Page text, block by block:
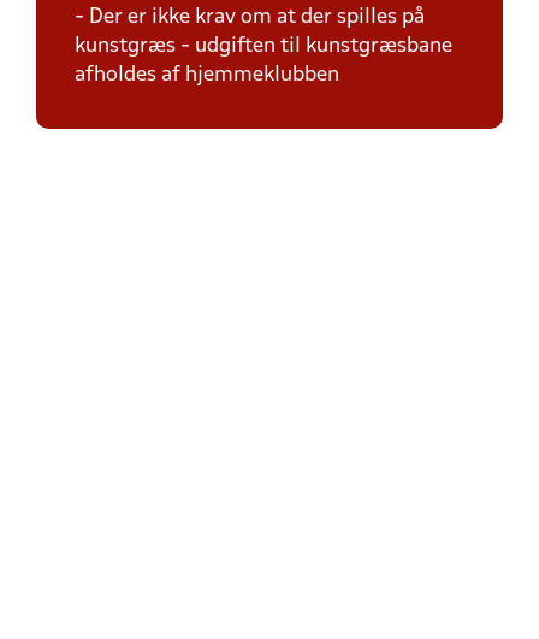
- Der er ikke krav om at der spilles på
kunstgræs - udgiften til kunstgræsbane
afholdes af hjemmeklubben